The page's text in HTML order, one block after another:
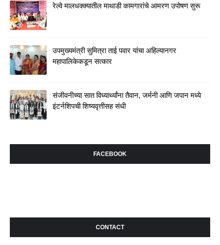
रेल्वे मालधक्क्यातील माथाडी कामगारांचे आमरण उपोषण सुरू
उपमुख्यमंत्री सुमित्रा ताई पवार यांचा अहिल्यानगर
महापालिकेकडून सत्कार
संजीवनीच्या सात विध्यार्थ्यांना तैवान, जर्मनी आणि जपान मध्ये
इंटर्नशिपची शिष्यवृत्तीसह संधी
FACEBOOK
CONTACT